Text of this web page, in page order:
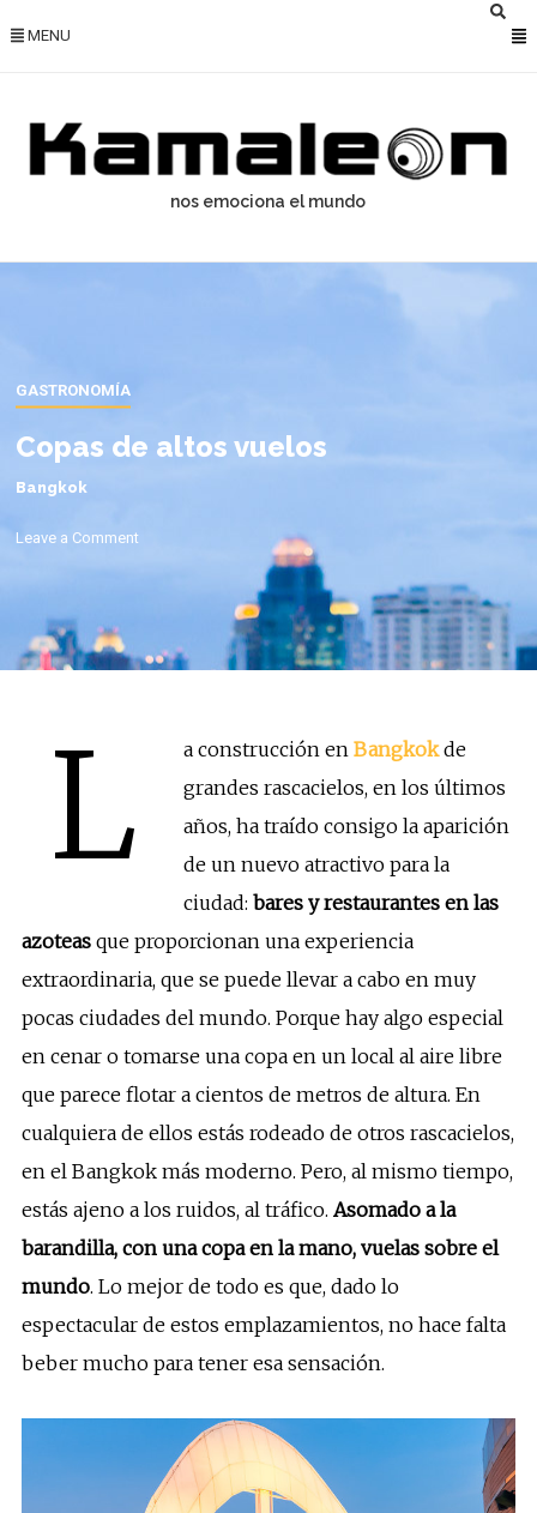
MENU
nos emociona el mundo
GASTRONOMÍA
Copas de altos vuelos
Bangkok
Leave a Comment
L a construcción en Bangkokde
grandes rascacielos, en los últimos
años, ha traído consigo la aparición
de un nuevo atractivo para la
ciudad: bares y restaurantes en las
azoteasque proporcionan una experiencia
extraordinaria, que se puede llevar a cabo en muy
pocas ciudades del mundo. Porque hay algo especial
en cenar o tomarse una copa en un local al aire libre
que parece flotar a cientos de metros de altura. En
cualquiera de ellos estás rodeado de otros rascacielos,
en el Bangkok más moderno. Pero, al mismo tiempo,
estás ajeno a los ruidos, al tráfico. Asomado a la
barandilla, con una copa en la mano, vuelas sobre el
mundo. Lo mejor de todo es que, dado lo
espectacular de estos emplazamientos, no hace falta
beber mucho para tener esa sensación.